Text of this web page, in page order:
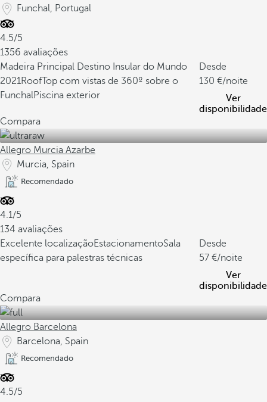
Funchal, Portugal
4.5/5
1356 avaliações
Madeira Principal Destino Insular do Mundo
2021RoofTop com vistas de 360º sobre o
FunchalPiscina exterior
Desde
130
/noite
Ver
disponibilidade
Compara
Allegro Murcia Azarbe
Murcia, Spain
Recomendado
4.1/5
134 avaliações
Excelente localizaçãoEstacionamentoSala
específica para palestras técnicas
Desde
57
/noite
Ver
disponibilidade
Compara
Allegro Barcelona
Barcelona, Spain
Recomendado
4.5/5